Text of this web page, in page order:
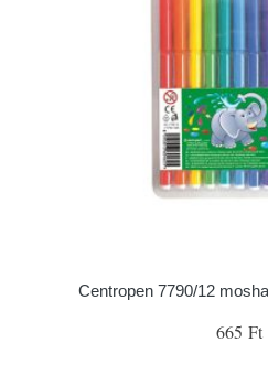
Centropen 7790/12
665 Ft